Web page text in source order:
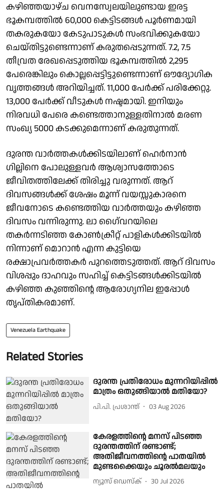
കഴിഞ്ഞയാഴ്ച വെനസ്വേലയിലുണ്ടായ ഇരട്ട
ഭൂകമ്പത്തില്‍ 60,000 കെട്ടിടങ്ങള്‍ പൂര്‍ണമായി
തകരുകയോ കേടുപാടുകള്‍ സംഭവിക്കുകയോ
ചെയ്തിട്ടുണ്ടെന്നാണ് കരുതപ്പെടുന്നത്. 7.2, 7.5
തീവ്രത രേഖപ്പെടുത്തിയ ഭൂകമ്പത്തില്‍ 2,295
പേരെങ്കിലും കൊല്ലപ്പെട്ടിട്ടുണ്ടെന്നാണ് ഔദ്യോഗിക
വൃത്തങ്ങള്‍ അറിയിച്ചത്. 11,000 പേര്‍ക്ക് പരിക്കേറ്റു.
13,000 പേര്‍ക്ക് വീടുകള്‍ നഷ്ടമായി. ഇനിയും
നിരവധി പേരെ കണ്ടെത്താനുള്ളതിനാല്‍ മരണ
സംഖ്യ 5000 കടക്കുമെന്നാണ് കരുതുന്നത്.
ദുരന്ത വാര്‍ത്തകള്‍ക്കിടയിലാണ് ഹെര്‍നാന്‍
ഗില്ലിനെ പോലുള്ളവര്‍ ആശ്വാസത്തോടെ
ജീവിതത്തിലേക്ക് തിരിച്ചു വരുന്നത്. ആറ്
ദിവസങ്ങള്‍ക്ക് ശേഷം മൂന്ന് വയസ്സുകാരനെ
ജീവനോടെ കണ്ടെത്തിയ വാര്‍ത്തയും കഴിഞ്ഞ
ദിവസം വന്നിരുന്നു. ലാ ഗൈ്വറയിലെ
തകര്‍ന്നടിഞ്ഞ കോണ്‍ക്രീറ്റ് പാളികള്‍ക്കിടയില്‍
നിന്നാണ് മൊറാന്‍ എന്ന കുട്ടിയെ
രക്ഷാപ്രവര്‍ത്തകര്‍ പുറത്തെടുത്തത്. ആറ് ദിവസം
വിശപ്പും ദാഹവും സഹിച്ച് കെട്ടിടങ്ങള്‍ക്കിടയില്‍
കഴിഞ്ഞ കുഞ്ഞിന്റെ ആരോഗ്യനില ഇപ്പോള്‍
തൃപ്തികരമാണ്.
Venezuela Earthquake
Related Stories
ദുരന്ത പ്രതിരോധം മുന്നറിയിപ്പില്‍
മാത്രം ഒതുങ്ങിയാൽ മതിയോ?
പി.പി. പ്രശാന്ത് 03 Aug 2026
കേരളത്തിന്റെ മനസ് പിടഞ്ഞ
ദുരന്തത്തിന് രണ്ടാണ്ട്;
അതിജീവനത്തിന്റെ പാതയില്‍
മുണ്ടക്കൈയും ചൂരല്‍മലയും
ന്യൂസ് ഡെസ്ക് 30 Jul 2026